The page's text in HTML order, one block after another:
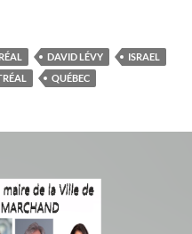
DAVID LÉVY
ISRAEL
QUÉBEC